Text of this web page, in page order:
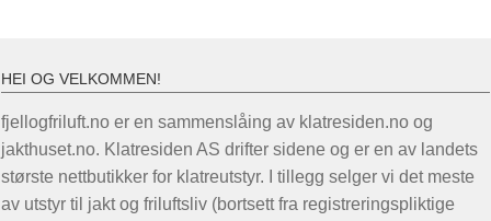
HEI OG VELKOMMEN!
fjellogfriluft.no er en sammenslåing av klatresiden.no og
jakthuset.no. Klatresiden AS drifter sidene og er en av landets
største nettbutikker for klatreutstyr. I tillegg selger vi det meste
av utstyr til jakt og friluftsliv (bortsett fra registreringspliktige